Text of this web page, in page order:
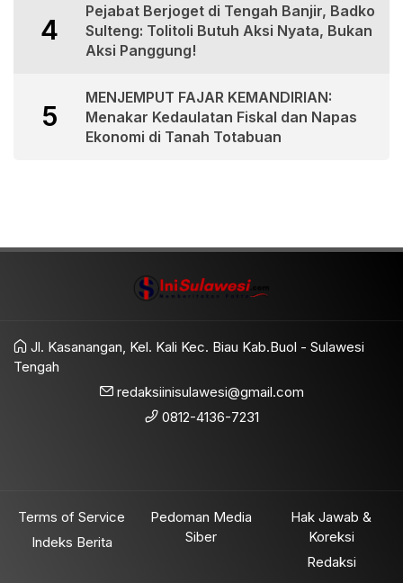
4
Pejabat Berjoget di Tengah Banjir, Badko
Sulteng: Tolitoli Butuh Aksi Nyata, Bukan
Aksi Panggung!
5
MENJEMPUT FAJAR KEMANDIRIAN:
Menakar Kedaulatan Fiskal dan Napas
Ekonomi di Tanah Totabuan
Jl. Kasanangan, Kel. Kali Kec. Biau Kab.Buol - Sulawesi
Tengah
redaksiinisulawesi@gmail.com
0812-4136-7231
Terms of Service
Indeks Berita
Pedoman Media
Siber
Hak Jawab &
Koreksi
Redaksi